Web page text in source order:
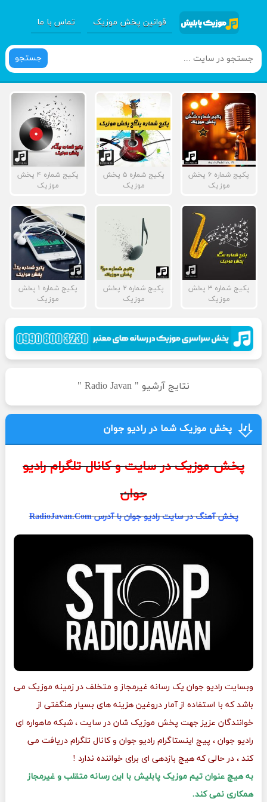
قوانین پخش موزیک تماس با ما
جستجو
پکیج شماره ۶ پخش
موزیک
پکیج شماره ۵ پخش
موزیک
پکیج شماره ۴ پخش
موزیک
پکیج شماره ۳ پخش
موزیک
پکیج شماره ۲ پخش
موزیک
پکیج شماره ۱ پخش
موزیک
نتایج آرشیو " Radio Javan "
پخش موزیک شما در رادیو جوان
پخش موزیک در سایت و کانال تلگرام رادیو
جوان
پخش آهنگ در سایت رادیو جوان با آدرس RadioJavan.Com
وبسایت رادیو جوان یک رسانه غیرمجاز و متخلف در زمینه موزیک می
باشد که با استفاده از آمار دروغین هزینه های بسیار هنگفتی از
خوانندگان عزیز جهت پخش موزیک شان در سایت ، شبکه ماهواره ای
رادیو جوان ، پیج اینستاگرام رادیو جوان و کانال تلگرام دریافت می
کند ، در حالی که هیچ بازدهی ای برای خواننده ندارد !
به هیچ عنوان تیم موزیک پابلیش با این رسانه متقلب و غیرمجاز
همکاری نمی کند.